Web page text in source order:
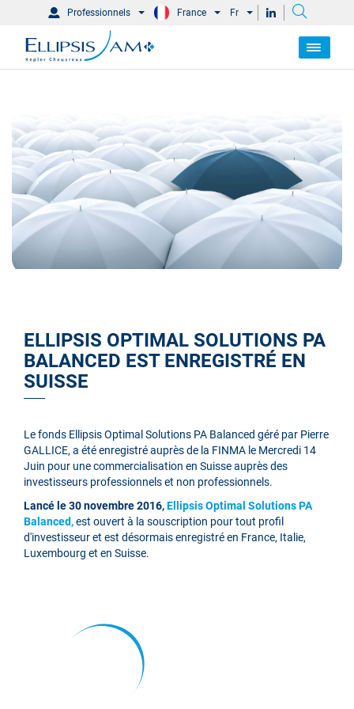
Professionnels France Fr
ELLIPSIS OPTIMAL SOLUTIONS PA
BALANCED EST ENREGISTRÉ EN
SUISSE
Le fonds Ellipsis Optimal Solutions PA Balanced géré par Pierre
GALLICE, a été enregistré auprès de la FINMA le Mercredi 14
Juin pour une commercialisation en Suisse auprès des
investisseurs professionnels et non professionnels.
Lancé le30 novembre 2016,Ellipsis Optimal Solutions PA
Balanced,est ouvert à la souscription pour tout profil
d'investisseur et est désormais enregistré en France, Italie,
Luxembourg et en Suisse.